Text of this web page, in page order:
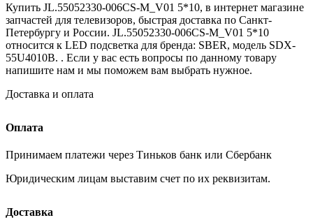
Купить JL.55052330-006CS-M_V01 5*10, в интернет магазине
запчастей для телевизоров, быстрая доставка по Санкт-
Петербургу и России. JL.55052330-006CS-M_V01 5*10
относится к LED подсветка для бренда: SBER, модель SDX-
55U4010B. . Если у вас есть вопросы по данному товару
напишите нам и мы поможем вам выбрать нужное.
Доставка и оплата
Оплата
Принимаем платежи через Тиньков банк или Сбербанк
Юридическим лицам выставим счет по их реквизитам.
Доставка